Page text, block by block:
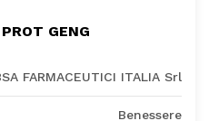
GENG
FARMACEUTICI ITALIA Srl
Benessere